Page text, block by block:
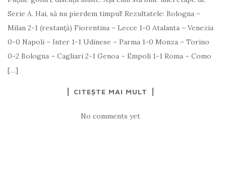
Serie A. Hai, să nu pierdem timpul! Rezultatele: Bologna –
Milan 2-1 (restanță) Fiorentina – Lecce 1-0 Atalanta – Venezia
0-0 Napoli – Inter 1-1 Udinese – Parma 1-0 Monza – Torino
0-2 Bologna – Cagliari 2-1 Genoa – Empoli 1-1 Roma – Como
[…]
CITEȘTE MAI MULT
No comments yet